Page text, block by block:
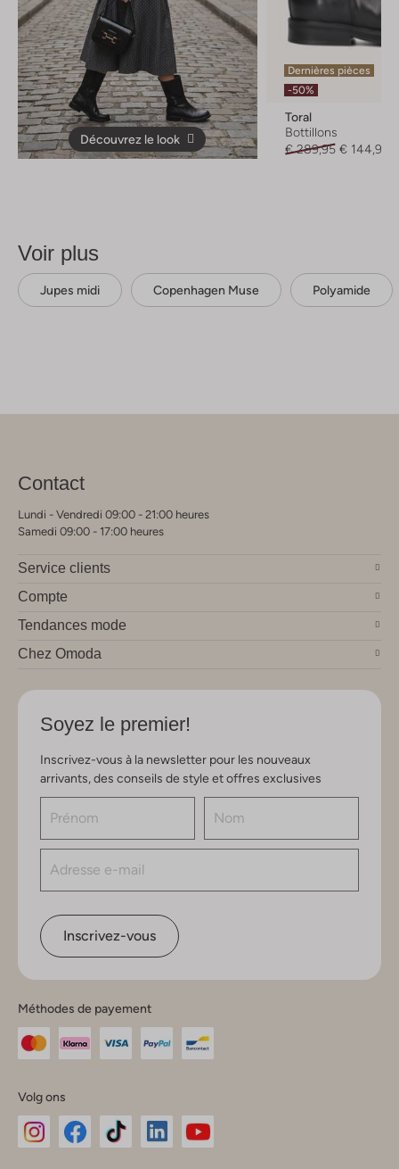
Découvrez le look
Dernières pièces
-50%
Toral
Bottillons
€ 289,95 € 144,99
Voir plus
Jupes midi Copenhagen Muse Polyamide
Contact
Lundi - Vendredi 09:00 - 21:00 heures
Samedi 09:00 - 17:00 heures
Service clients
Compte
Tendances mode
Chez Omoda
Soyez le premier!
Inscrivez-vous à la newsletter pour les nouveaux
arrivants, des conseils de style et offres exclusives
Inscrivez-vous
Méthodes de payement
Volg ons